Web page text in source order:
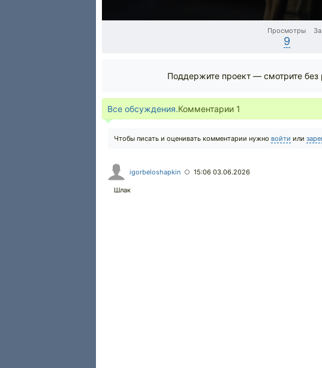
Просмотры
9
Поддержите проект — смотрите
Все обсуждения.Комментарии 1
Чтобы писать и оценивать комментарии нужно войти или
igorbeloshapkin ○ 15:06 03.06.2026
Шлак